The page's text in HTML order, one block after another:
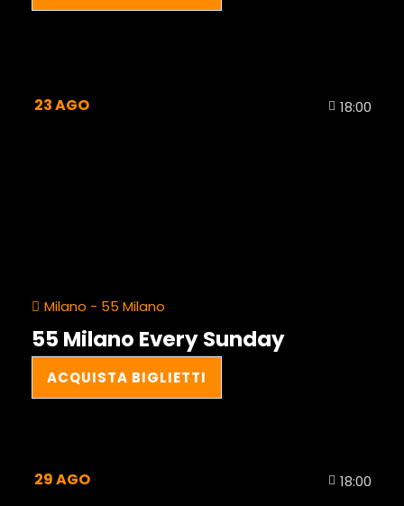
23AGO 18:00
Milano - 55 Milano
55 Milano Every Sunday
ACQUISTA BIGLIETTI
29AGO 18:00